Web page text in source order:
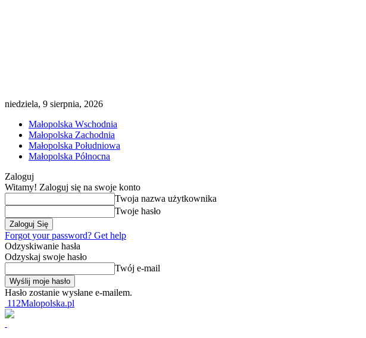
niedziela, 9 sierpnia, 2026
Małopolska Wschodnia
Małopolska Zachodnia
Małopolska Południowa
Małopolska Północna
Zaloguj
Witamy! Zaloguj się na swoje konto
Twoja nazwa użytkownika
Twoje hasło
Forgot your password? Get help
Odzyskiwanie hasła
Odzyskaj swoje hasło
Twój e-mail
Hasło zostanie wysłane e-mailem.
112Malopolska.pl